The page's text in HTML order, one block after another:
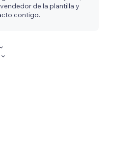
de la plantilla y
contigo.